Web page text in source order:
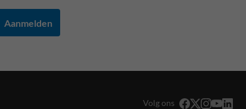
Aanmelden
Volg ons